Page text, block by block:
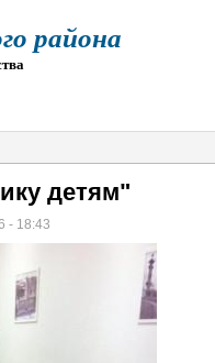
района
детям"
- 18:43